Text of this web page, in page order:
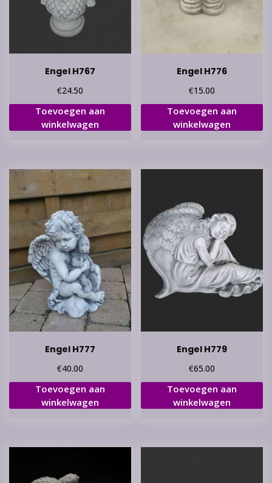
Engel H767
€24.50
Toevoegen aan
winkelwagen
Engel H776
€15.00
Toevoegen aan
winkelwagen
Engel H777
€40.00
Toevoegen aan
winkelwagen
Engel H779
€65.00
Toevoegen aan
winkelwagen